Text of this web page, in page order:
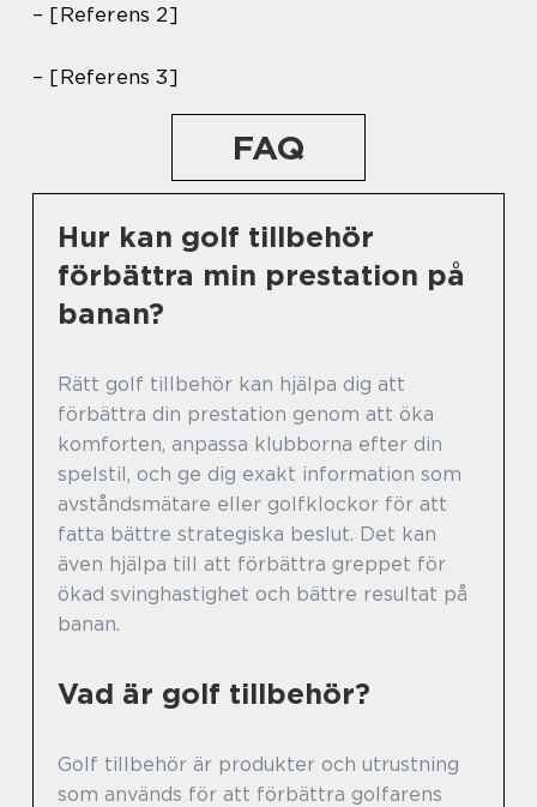
– [Referens 2]
– [Referens 3]
FAQ
Hur kan golf tillbehör
förbättra min prestation på
banan?
Rätt golf tillbehör kan hjälpa dig att
förbättra din prestation genom att öka
komforten, anpassa klubborna efter din
spelstil, och ge dig exakt information som
avståndsmätare eller golfklockor för att
fatta bättre strategiska beslut. Det kan
även hjälpa till att förbättra greppet för
ökad svinghastighet och bättre resultat på
banan.
Vad är golf tillbehör?
Golf tillbehör är produkter och utrustning
som används för att förbättra golfarens